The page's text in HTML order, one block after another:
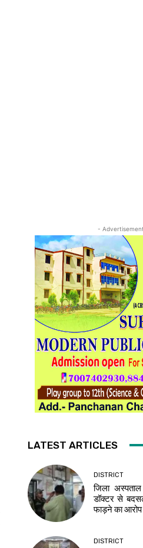
-
LATEST ARTICLES
DISTRICT
जिला
डॉक्टर से
फाड़ने का आरोप
DISTRICT